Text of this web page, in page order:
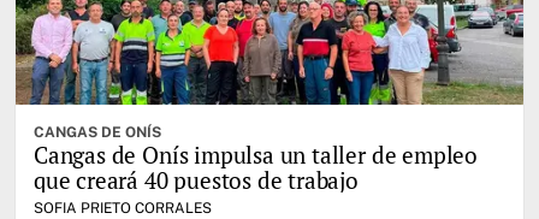
CANGAS DE ONÍS
Cangas de Onís impulsa un taller de empleo
que creará 40 puestos de trabajo
SOFIA PRIETO CORRALES